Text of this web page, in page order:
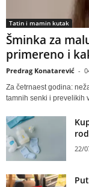
Tatin i mamin kutak
Šminka za
primereno i
Predrag Konatarević -
Za četrnaest godina:
tamnih senki i prevelikih
22/